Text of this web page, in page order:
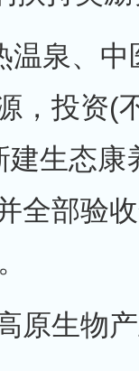
泉、中
，投资(
生态康
全部验
生物